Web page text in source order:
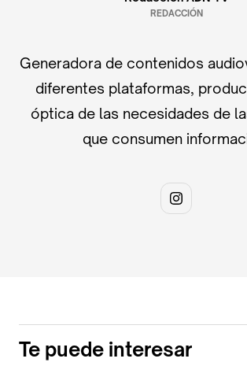
REDACCIÓN
Generadora de contenidos
diferentes plataformas,
óptica de las necesidades de
que consumen
Te puede interesar